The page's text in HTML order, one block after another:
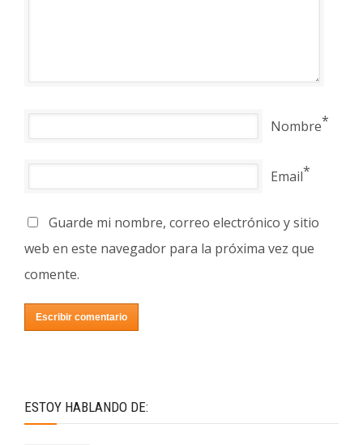
Nombre*
Email*
Guarde mi nombre, correo electrónico y sitio
web en este navegador para la próxima vez que
comente.
ESTOY HABLANDO DE: